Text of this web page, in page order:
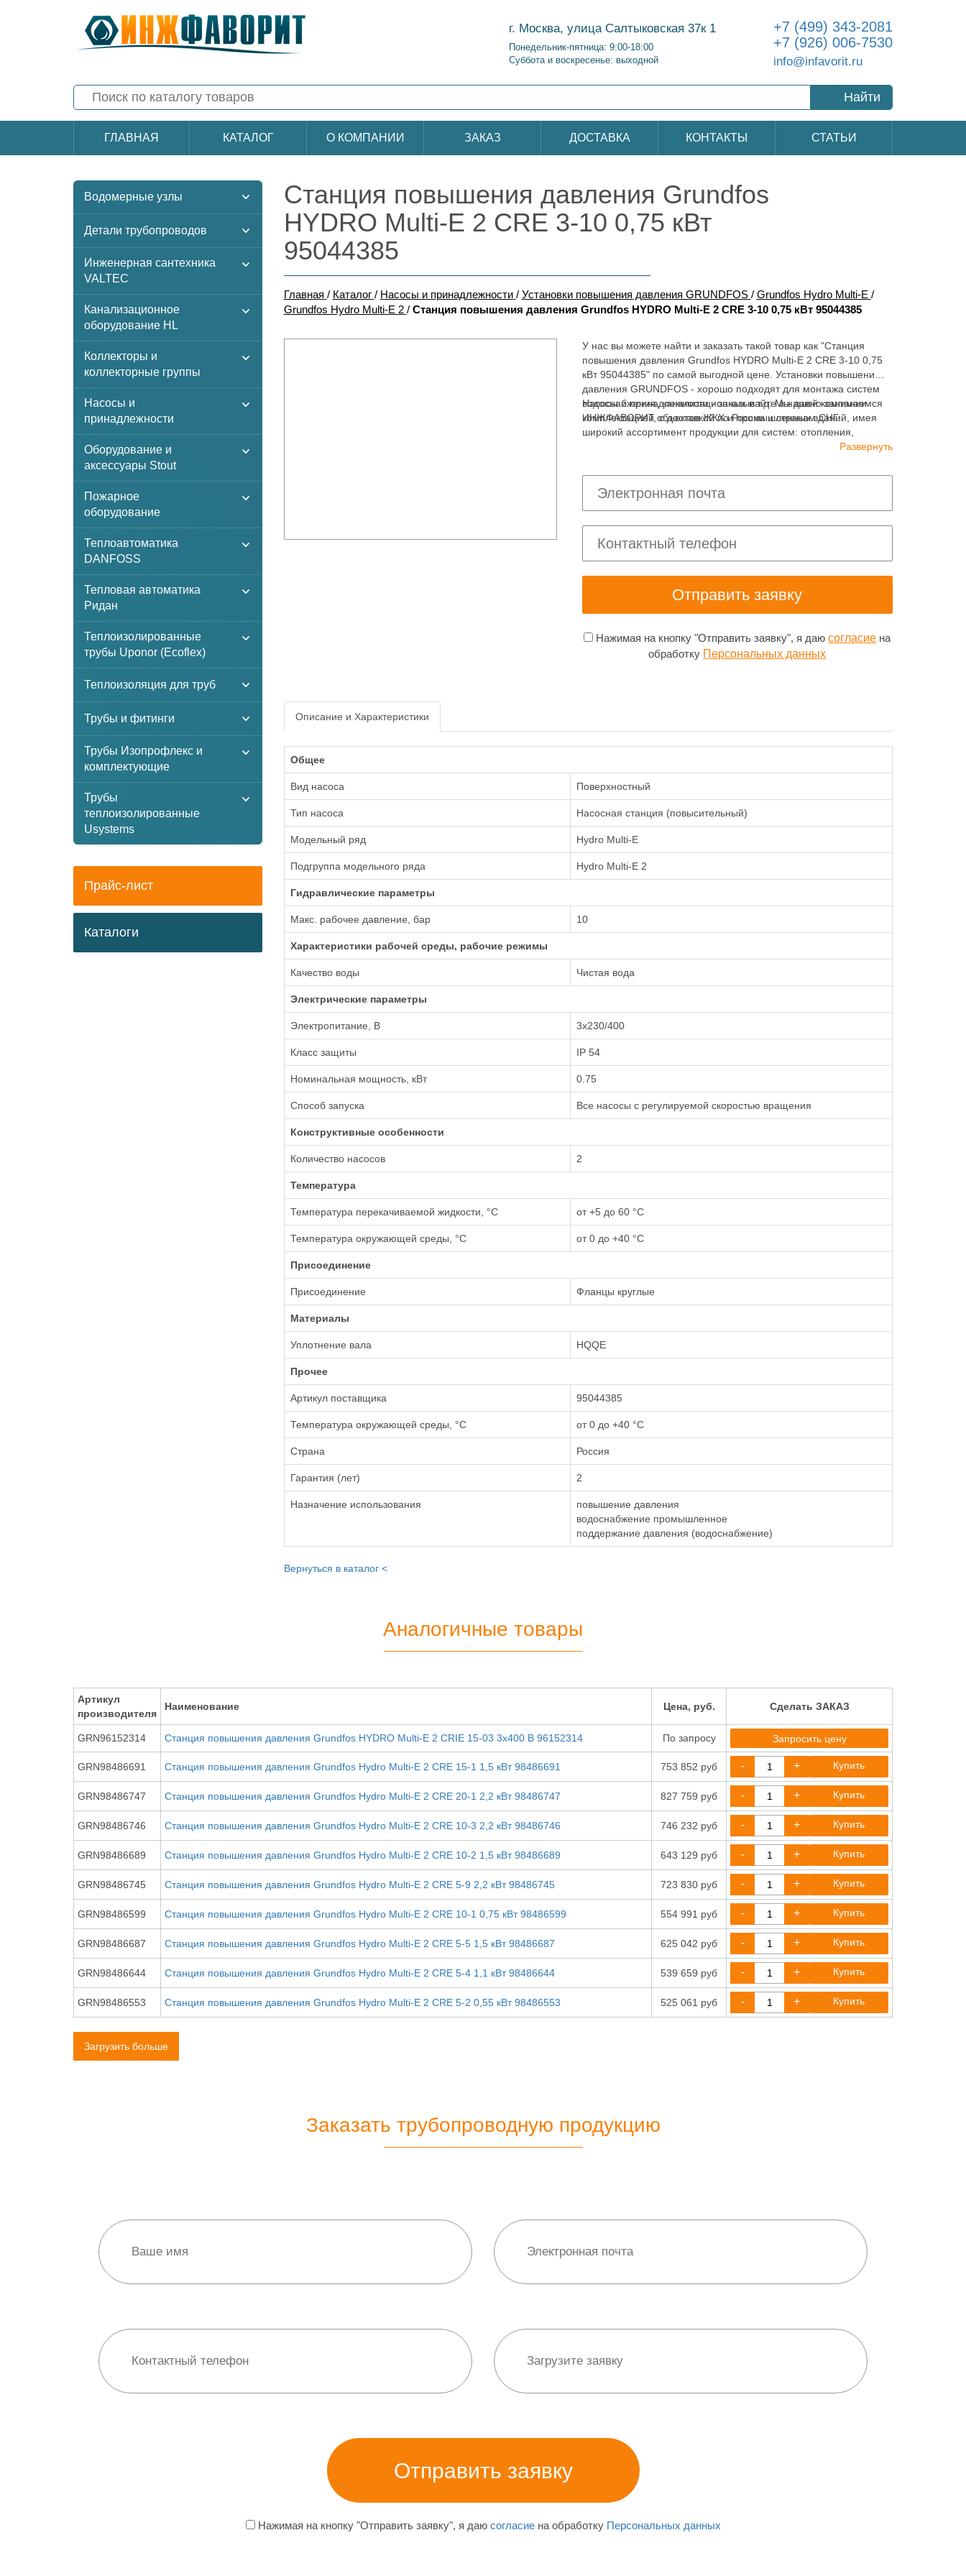
г. Москва, улица Салтыковская 37к 1
Понедельник-пятница: 9:00-18:00
Суббота и воскресенье: выходной
+7 (499) 343-2081
+7 (926) 006-7530
info@infavorit.ru
Найти
ГЛАВНАЯ КАТАЛОГ О КОМПАНИИ ЗАКАЗ ДОСТАВКА КОНТАКТЫ СТАТЬИ
Водомерные узлы
Детали трубопроводов
Инженерная сантехника
VALTEC
Канализационное
оборудование HL
Коллекторы и
коллекторные группы
Насосы и
принадлежности
Оборудование и
аксессуары Stout
Пожарное
оборудование
Теплоавтоматика
DANFOSS
Тепловая автоматика
Ридан
Теплоизолированные
трубы Uponor (Ecoflex)
Теплоизоляция для труб
Трубы и фитинги
Трубы Изопрофлекс и
комплектующие
Трубы
теплоизолированные
Usystems
Прайс-лист
Каталоги
Станция повышения давления Grundfos
HYDRO Multi-E 2 CRE 3-10 0,75 кВт
95044385
Главная / Каталог / Насосы и принадлежности / Установки повышения давления GRUNDFOS / Grundfos Hydro Multi-E /
Grundfos Hydro Multi-E 2 / Станция повышения давления Grundfos HYDRO Multi-E 2 CRE 3-10 0,75 кВт 95044385
У нас вы можете найти и заказать такой товар как "Станция
повышения давления Grundfos HYDRO Multi-E 2 CRE 3-10 0,75
кВт 95044385" по самой выгодной цене. Установки повышения
давления GRUNDFOS - хорошо подходят для монтажа систем
водоснабжения, канализационных и т.д. Мы давно занимаемся
комплектацией объектов ЖКХ и промышленных зданий, имея
широкий ассортимент продукции для систем: отопления,
Насосы и принадлежности - заказывайте в нашей компании
ИНЖФАВОРИТ, с доставкой по России и странам СНГ.
Развернуть
Нажимая на кнопку "Отправить заявку", я даюсогласие на
обработку Персональных данных
Описание и Характеристики
Общее
Вид насоса Поверхностный
Тип насоса Насосная станция (повысительный)
Модельный ряд Hydro Multi-E
Подгруппа модельного ряда Hydro Multi-E 2
Гидравлические параметры
Макс. рабочее давление, бар 10
Xарактеристики рабочей среды, рабочие режимы
Качество воды Чистая вода
Электрические параметры
Электропитание, В 3х230/400
Класс защиты IP 54
Номинальная мощность, кВт 0.75
Способ запуска Все насосы с регулируемой скоростью вращения
Конструктивные особенности
Количество насосов 2
Температура
Температура перекачиваемой жидкости, °С от +5 до 60 °С
Температура окружающей среды, °С от 0 до +40 °С
Присоединение
Присоединение Фланцы круглые
Материалы
Уплотнение вала HQQE
Прочее
Артикул поставщика 95044385
Температура окружающей среды, °С от 0 до +40 °С
Страна Россия
Гарантия (лет) 2
Назначение использования
повышение давления
водоснабжение промышленное
поддержание давления (водоснабжение)
Вернуться в каталог <
Аналогичные товары
Артикул
производителя
Наименование Цена, руб. Сделать ЗАКАЗ
GRN96152314 Станция повышения давления Grundfos HYDRO Multi-E 2 CRIE 15-03 3x400 В 96152314 По запросу Запросить цену
GRN98486691 Станция повышения давления Grundfos Hydro Multi-E 2 CRE 15-1 1,5 кВт 98486691 753 852 руб - + Купить
GRN98486747 Станция повышения давления Grundfos Hydro Multi-E 2 CRE 20-1 2,2 кВт 98486747 827 759 руб - + Купить
GRN98486746 Станция повышения давления Grundfos Hydro Multi-E 2 CRE 10-3 2,2 кВт 98486746 746 232 руб - + Купить
GRN98486689 Станция повышения давления Grundfos Hydro Multi-E 2 CRE 10-2 1,5 кВт 98486689 643 129 руб - + Купить
GRN98486745 Станция повышения давления Grundfos Hydro Multi-E 2 CRE 5-9 2,2 кВт 98486745 723 830 руб - + Купить
GRN98486599 Станция повышения давления Grundfos Hydro Multi-E 2 CRE 10-1 0,75 кВт 98486599 554 991 руб - + Купить
GRN98486687 Станция повышения давления Grundfos Hydro Multi-E 2 CRE 5-5 1,5 кВт 98486687 625 042 руб - + Купить
GRN98486644 Станция повышения давления Grundfos Hydro Multi-E 2 CRE 5-4 1,1 кВт 98486644 539 659 руб - + Купить
GRN98486553 Станция повышения давления Grundfos Hydro Multi-E 2 CRE 5-2 0,55 кВт 98486553 525 061 руб - + Купить
Загрузить больше
Заказать трубопроводную продукцию
Нажимая на кнопку "Отправить заявку", я даю согласиена обработку Персональных данных